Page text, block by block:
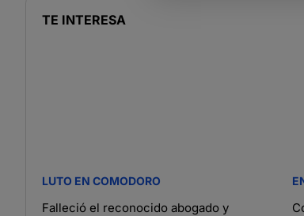
TE INTERESA
LUTO EN COMODORO
Falleció el reconocido abogado y